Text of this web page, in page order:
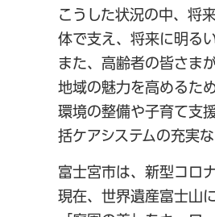
こうした状況の中、将
体で支え、将来に明る
また、高齢者の皆さま
地域の魅力を高めるた
環境の整備や子育て支
括ケアシステムの充実
富士宮市は、新型コロ
現在、世界遺産富士山